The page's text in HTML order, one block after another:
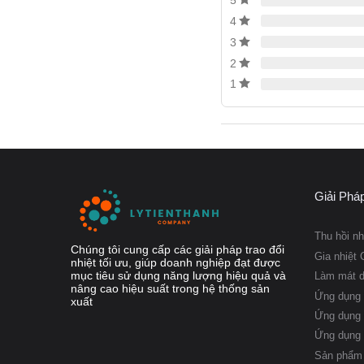
Ứng dụng
Các phụ tùng trao đổi
Công nghiệp thực
4
3
2
1
Chúng tôi cung cấp các giải pháp trao đổi
nhiệt tối ưu, giúp doanh nghiệp đạt được
mục tiêu sử dụng năng lượng hiệu quả và
nâng cao hiệu suất trong hệ thống sản
xuất
Giải
Thu hồi
Gia nhiệt
Làm mát
Ứng dụng
Ứng
Ứng dụng
Sản